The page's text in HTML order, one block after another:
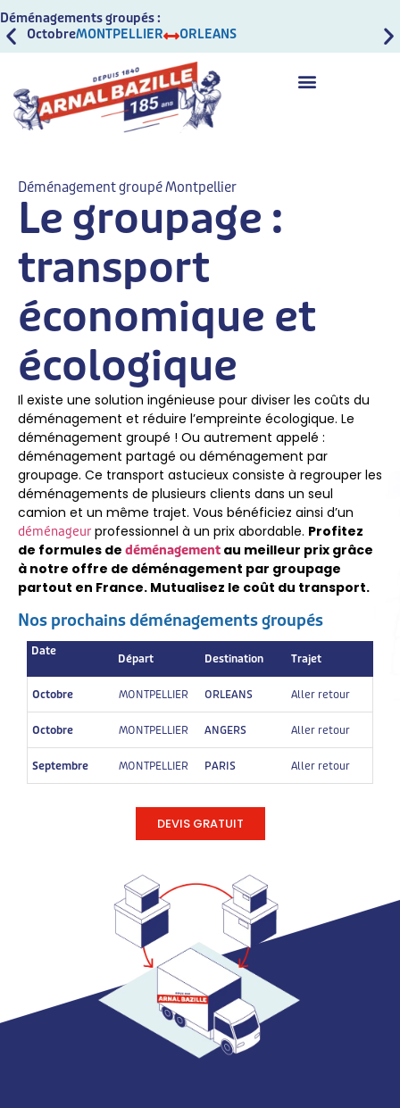
Déménagements groupés :
OctobreMONTPELLIER ORLEANS
Déménagement groupé Montpellier
Le groupage :
transport
économique et
écologique
Il existe une solution ingénieuse pour diviser les coûts du
déménagement et réduire l’empreinte écologique. Le
déménagement groupé ! Ou autrement appelé :
déménagement partagé ou déménagement par
groupage. Ce transport astucieux consiste à regrouper les
déménagements de plusieurs clients dans un seul
camion et un même trajet. Vous bénéficiez ainsi d’un
déménageur professionnel à un prix abordable. Profitez
de formules de déménagement au meilleur prix grâce
à notre offre de déménagement par groupage
partout en France. Mutualisez le coût du transport.
Nos prochains déménagements groupés
Date
Départ Destination Trajet
Octobre MONTPELLIER ORLEANS Aller retour
Octobre MONTPELLIER ANGERS Aller retour
Septembre MONTPELLIER PARIS Aller retour
DEVIS GRATUIT